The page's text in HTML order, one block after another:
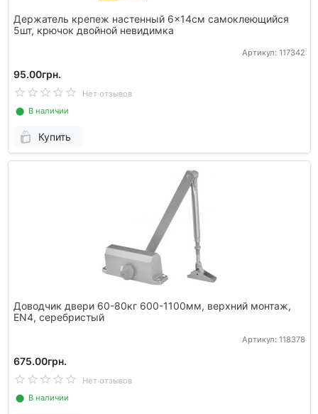
Держатель крепеж настенный 6x14см самоклеющийся
5шт, крючок двойной невидимка
Артикул: 117342
95.00грн.
Нет отзывов
⬤ В наличии
Купить
Доводчик двери 60-80кг 600-1100мм, верхний монтаж,
EN4, серебристый
Артикул: 118378
675.00грн.
Нет отзывов
⬤ В наличии